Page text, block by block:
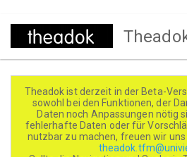
Direkt
Theadok ist derzeit in der Beta-
sowohl bei den Funktionen, der
Daten noch Anpassungen nötig
fehlerhafte Daten oder für
nutzbar zu machen, freuen wir